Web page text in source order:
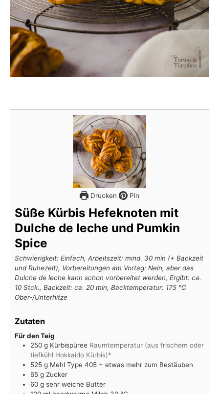
Drucken Pin
Süße Kürbis Hefeknoten mit
Dulche de leche und Pumkin
Spice
Schwierigkeit: Einfach, Arbeitszeit: mind. 30 min (+ Backzeit
und Ruhezeit), Vorbereitungen am Vortag: Nein, aber das
Dulche de leche kann schon vorbereitet werden, Ergibt: ca.
10 Stck., Backzeit: ca. 20 min, Backtemperatur: 175 °C
Ober-/Unterhitze
Zutaten
Für den Teig
250 g Kürbispüree Raumtemperatur (aus frischem oder
tiefkühl Hokkaido Kürbis)*
525 g Mehl Type 405 + etwas mehr zum Bestäuben
65 g Zucker
60 g sehr weiche Butter